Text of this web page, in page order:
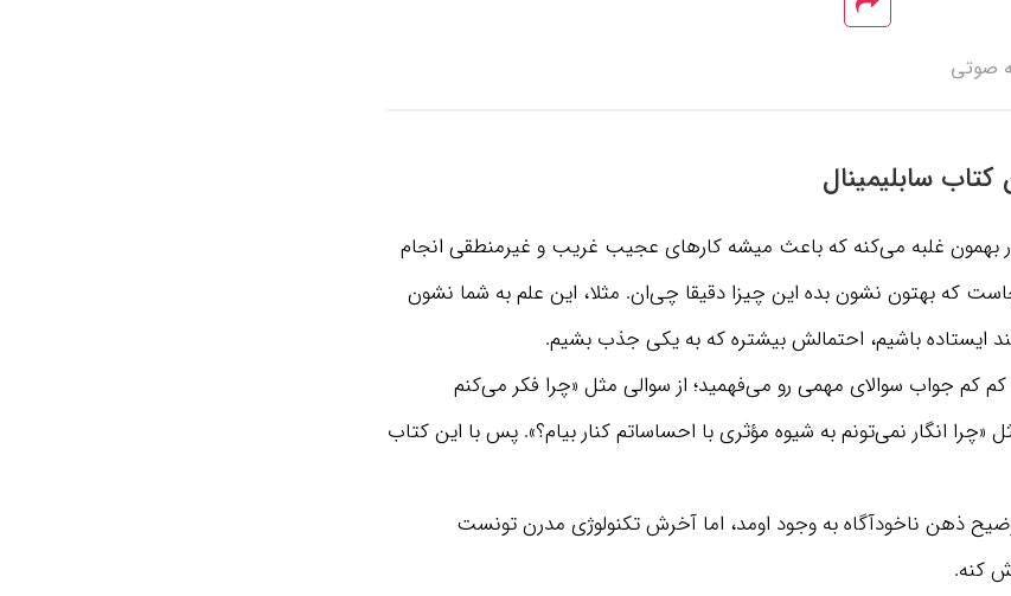
صوتی
سابلیمینال
بهمون غلبه می‌کنه که باعث میشه کارهای عجیب غریب و غیرمنطقی انجام
که بهتون نشون بده این چیزا دقیقا چی‌ان. مثلا، این علم به شما نشون
ایستاده باشیم، احتمالش بیشتره که به یکی جذب بشیم.
کم جواب سوالای مهمی رو می‌فهمید؛ از سوالی مثل «چرا فکر می‌کنم
«چرا انگار نمی‌تونم به شیوه مؤثری با احساساتم کنار بیام؟». پس با این کتاب
ذهن ناخودآگاه به وجود اومد، اما آخرش تکنولوژی مدرن تونست
کنه.